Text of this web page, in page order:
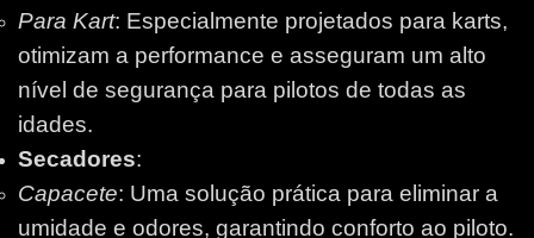
Para Kart: Especialmente projetados para karts,
otimizam a performance e asseguram um alto
nível de segurança para pilotos de todas as
idades.
Secadores:
Capacete: Uma solução prática para eliminar a
umidade e odores, garantindo conforto ao piloto.